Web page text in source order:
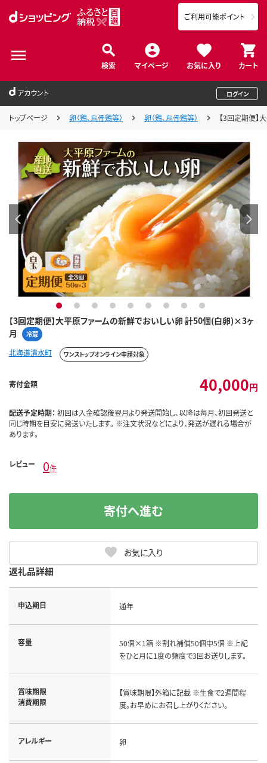
検索 マイページ お気に入り カート
ご利用可能ポイント
アカウント ログイン
トップページ 卵（鶏、烏骨鶏等） 卵（鶏、烏骨鶏等） 【3回定期便
【3回定期便】大平原ファームの新鮮でおいしい卵 計50個(白卵)×3ヶ
月
冷蔵
1 2 3 4 5 6 7 8 9
北海道清水町 ワンストップオンライン申請対象
寄付金額 40,000円
配送予定時期： 初回は入金確認後翌月より発送開始し、以降は毎月、初回発送と
同じ時期を目安に発送いたします。 ※注文状況などにより、発送が遅れる場合が
あります。
レビュー 0件
お気に入り
寄付へ進む
返礼品詳細
申込期日 通年
容量
50個×1箱 ※割れ補償50個中5個 ※上記
をひと月に1度の頻度で3回お送りします。
賞味期限
消費期限
【賞味期限】外箱に記載 ※生食で2週間程
度。お早めにお召し上がりください。
アレルギー 卵